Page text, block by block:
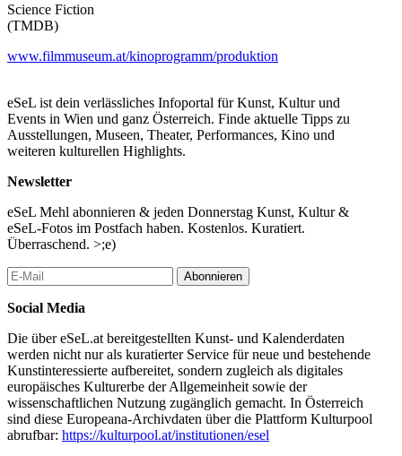
Science Fiction
(TMDB)
www.filmmuseum.at/kinoprogramm/produktion
eSeL ist dein verlässliches Infoportal für Kunst, Kultur und
Events in Wien und ganz Österreich. Finde aktuelle Tipps zu
Ausstellungen, Museen, Theater, Performances, Kino und
weiteren kulturellen Highlights.
Newsletter
eSeL Mehl abonnieren & jeden Donnerstag Kunst, Kultur &
eSeL-Fotos im Postfach haben. Kostenlos. Kuratiert.
Überraschend. >;e)
Abonnieren
Social Media
Die über eSeL.at bereitgestellten Kunst- und Kalenderdaten
werden nicht nur als kuratierter Service für neue und bestehende
Kunstinteressierte aufbereitet, sondern zugleich als digitales
europäisches Kulturerbe der Allgemeinheit sowie der
wissenschaftlichen Nutzung zugänglich gemacht. In Österreich
sind diese Europeana-Archivdaten über die Plattform Kulturpool
abrufbar: https://kulturpool.at/institutionen/esel